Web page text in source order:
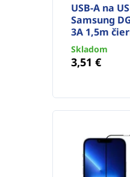
USB-A na
Samsung
3A 1,5m
Skladom
3,51 €